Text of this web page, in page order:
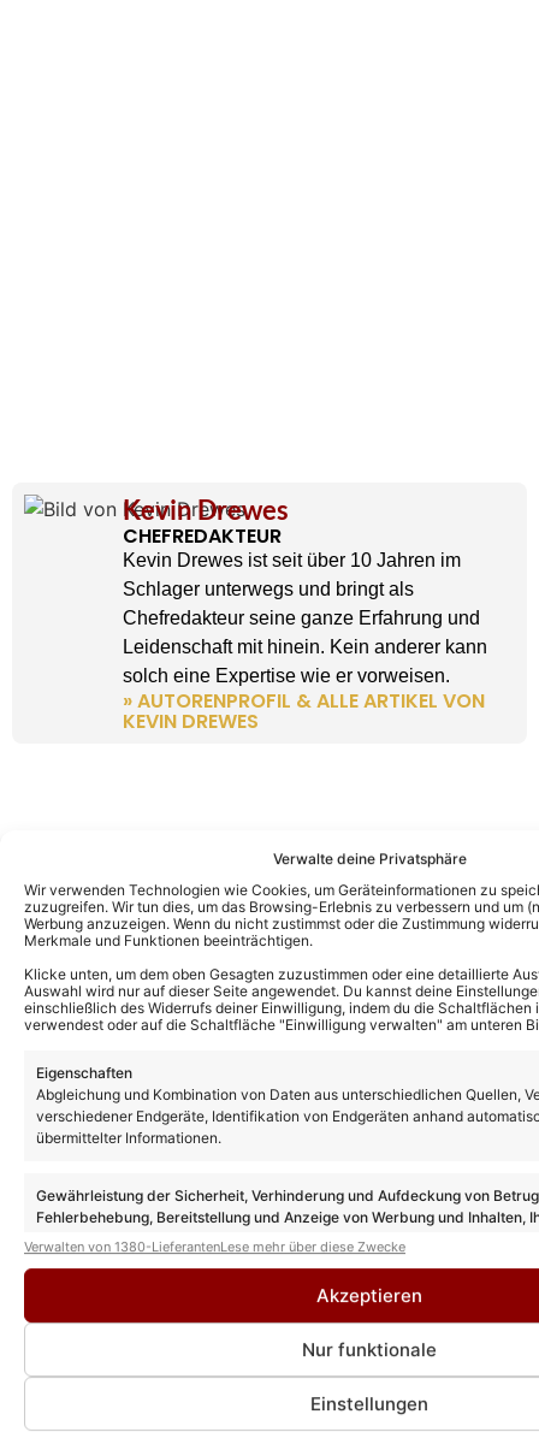
Verwalte deine Privatsphäre
Wir verwenden Technologien wie Cookies, um Geräteinformationen zu
zuzugreifen. Wir tun dies, um das Browsing-Erlebnis zu verbessern und um
Werbung anzuzeigen. Wenn du nicht zustimmst oder die Zustimmung
Merkmale und Funktionen beeinträchtigen.
Klicke unten, um dem oben Gesagten zuzustimmen oder eine detaillierte
Auswahl wird nur auf dieser Seite angewendet. Du kannst deine
einschließlich des Widerrufs deiner Einwilligung, indem du die
verwendest oder auf die Schaltfläche "Einwilligung verwalten" am unteren
Eigenschaften
Abgleichung und Kombination von Daten aus unterschiedlichen Quellen,
verschiedener Endgeräte, Identifikation von Endgeräten anhand
übermittelter Informationen.
Gewährleistung der Sicherheit, Verhinderung und Aufdeckung von
Fehlerbehebung, Bereitstellung und Anzeige von Werbung und Inhalten,
Entscheidungen zum Datenschutz speichern und übermitteln.
Verwalten von 1380-LieferantenLese mehr über diese Zwecke
Akzeptieren
Nur funktionale
Einstellungen
Kevin Drewes
CHEFREDAKTEUR
Kevin Drewes ist seit über 10 Jahren im
Schlager unterwegs und bringt als
Chefredakteur seine ganze Erfahrung und
Leidenschaft mit hinein. Kein anderer kann
solch eine Expertise wie er vorweisen.
» AUTORENPROFIL & ALLE ARTIKEL VON
KEVIN DREWES
Das könnte Euch auch interessieren:
„Starnacht-Hits“ heute: Mit diesen Gästen
der Show-Reihe gibt es ein Wiedersehen